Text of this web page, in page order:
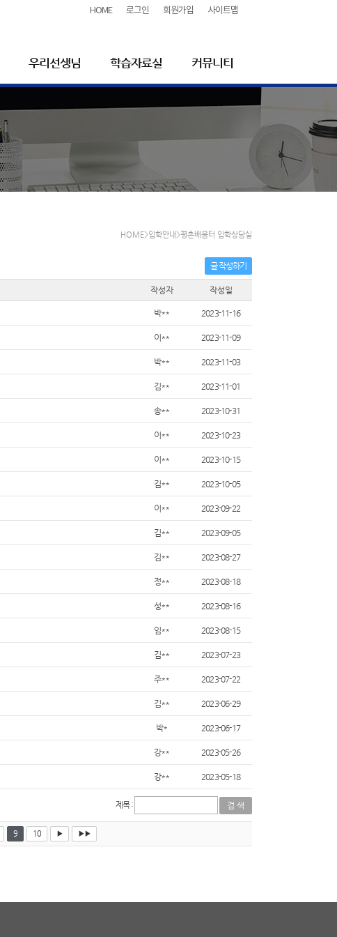
HOME 로그인 회원가입 사이트맵
우리선생님 학습자료실 커뮤니티
HOME>입학안내>평촌배움터 입학상담실
글 작성하기
작성자 작성일
박** 2023-11-16
이** 2023-11-09
박** 2023-11-03
김** 2023-11-01
송** 2023-10-31
이** 2023-10-23
이** 2023-10-15
김** 2023-10-05
이** 2023-09-22
김** 2023-09-05
김** 2023-08-27
정** 2023-08-18
성** 2023-08-16
임** 2023-08-15
김** 2023-07-23
주** 2023-07-22
김** 2023-06-29
박* 2023-06-17
강** 2023-05-26
강** 2023-05-18
제목 :
9 10 ▶ ▶▶